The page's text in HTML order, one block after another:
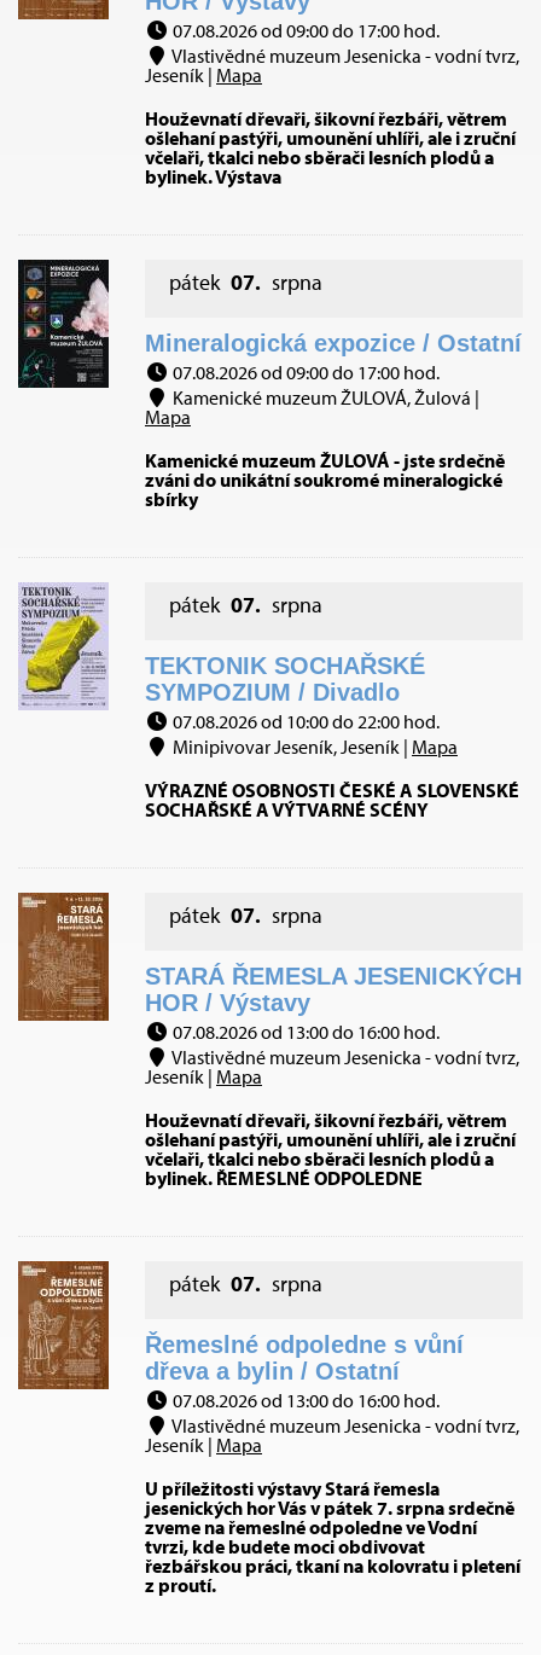
07.08.2026 od 09:00 do 17:00 hod.
Vlastivědné muzeum Jesenicka - vodní tvrz,
Jeseník | Mapa
Houževnatí dřevaři, šikovní řezbáři, větrem
ošlehaní pastýři, umounění uhlíři, ale i zruční
včelaři, tkalci nebo sběrači lesních plodů a
bylinek. Výstava
pátek 07. srpna
Mineralogická expozice / Ostatní
07.08.2026 od 09:00 do 17:00 hod.
Kamenické muzeum ŽULOVÁ, Žulová |
Mapa
Kamenické muzeum ŽULOVÁ - jste srdečně
zváni do unikátní soukromé mineralogické
sbírky
pátek 07. srpna
TEKTONIK SOCHAŘSKÉ
SYMPOZIUM / Divadlo
07.08.2026 od 10:00 do 22:00 hod.
Minipivovar Jeseník, Jeseník | Mapa
VÝRAZNÉ OSOBNOSTI ČESKÉ A SLOVENSKÉ
SOCHAŘSKÉ A VÝTVARNÉ SCÉNY
pátek 07. srpna
STARÁ ŘEMESLA JESENICKÝCH
HOR / Výstavy
07.08.2026 od 13:00 do 16:00 hod.
Vlastivědné muzeum Jesenicka - vodní tvrz,
Jeseník | Mapa
Houževnatí dřevaři, šikovní řezbáři, větrem
ošlehaní pastýři, umounění uhlíři, ale i zruční
včelaři, tkalci nebo sběrači lesních plodů a
bylinek. ŘEMESLNÉ ODPOLEDNE
pátek 07. srpna
Řemeslné odpoledne s vůní
dřeva a bylin / Ostatní
07.08.2026 od 13:00 do 16:00 hod.
Vlastivědné muzeum Jesenicka - vodní tvrz,
Jeseník | Mapa
U příležitosti výstavy Stará řemesla
jesenických hor Vás v pátek 7. srpna srdečně
zveme na řemeslné odpoledne ve Vodní
tvrzi, kde budete moci obdivovat
řezbářskou práci, tkaní na kolovratu i pletení
z proutí.